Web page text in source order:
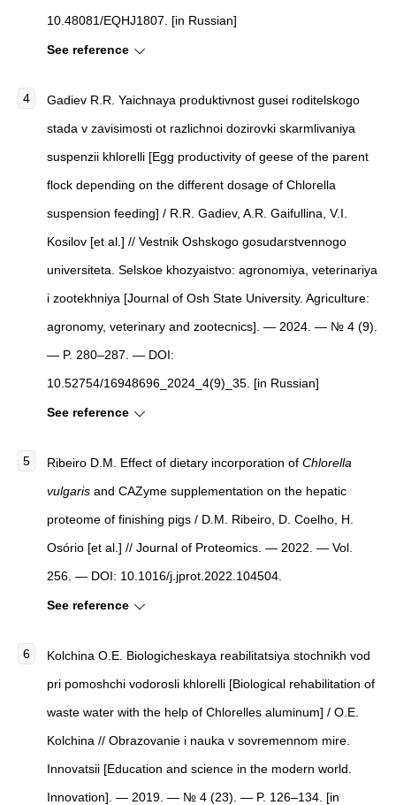
10.48081/EQHJ1807. [in Russian]
See reference
Gadiev R.R. Yaichnaya produktivnost gusei roditelskogo
stada v zavisimosti ot razlichnoi dozirovki skarmlivaniya
suspenzii khlorelli [Egg productivity of geese of the parent
flock depending on the different dosage of Chlorella
suspension feeding] / R.R. Gadiev, A.R. Gaifullina, V.I.
Kosilov [et al.] // Vestnik Oshskogo gosudarstvennogo
universiteta. Selskoe khozyaistvo: agronomiya, veterinariya
i zootekhniya [Journal of Osh State University. Agriculture:
agronomy, veterinary and zootecnics]. — 2024. — № 4 (9).
— P. 280–287. — DOI:
10.52754/16948696_2024_4(9)_35. [in Russian]
See reference
Ribeiro D.M. Effect of dietary incorporation of Chlorella
vulgaris and CAZyme supplementation on the hepatic
proteome of finishing pigs / D.M. Ribeiro, D. Coelho, H.
Osório [et al.] // Journal of Proteomics. — 2022. — Vol.
256. — DOI: 10.1016/j.jprot.2022.104504.
See reference
Kolchina O.E. Biologicheskaya reabilitatsiya stochnikh vod
pri pomoshchi vodorosli khlorelli [Biological rehabilitation of
waste water with the help of Chlorelles aluminum] / O.E.
Kolchina // Obrazovanie i nauka v sovremennom mire.
Innovatsii [Education and science in the modern world.
Innovation]. — 2019. — № 4 (23). — P. 126–134. [in